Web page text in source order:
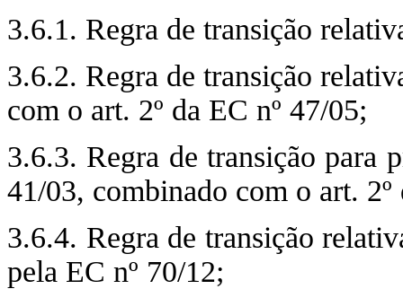
3.6.1. Regra de transição
3.6.2. Regra de transição
com o art. 2º da EC nº 47/05;
3.6.3. Regra de transição para
41/03, combinado com o art. 2º
3.6.4. Regra de transição
pela EC nº 70/12;